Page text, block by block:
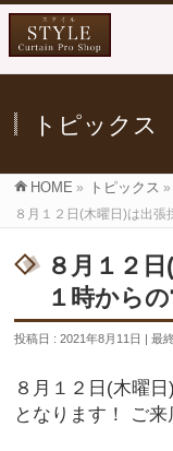
トピックス
HOME » トピックス »
８月１２日(木曜日)は出張
８月１２
１時から
投稿日 : 2021年8月11日 最
８月１２日(木曜
となります！ ご